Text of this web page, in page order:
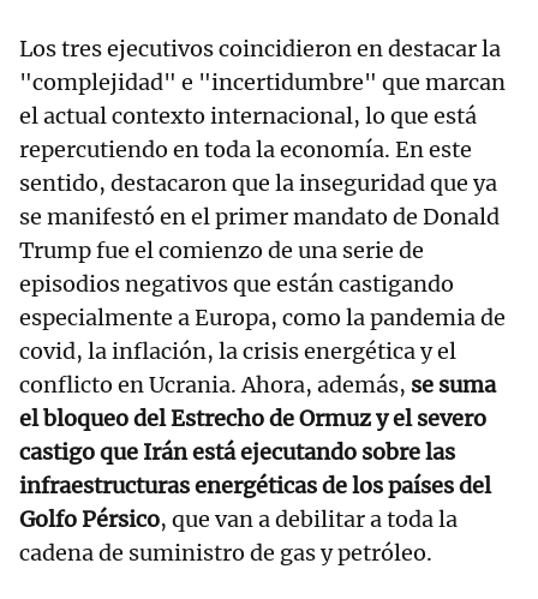
Los tres ejecutivos coincidieron en destacar la
"complejidad" e "incertidumbre" que marcan
el actual contexto internacional, lo que está
repercutiendo en toda la economía. En este
sentido, destacaron que la inseguridad que ya
se manifestó en el primer mandato de Donald
Trump fue el comienzo de una serie de
episodios negativos que están castigando
especialmente a Europa, como la pandemia de
covid, la inflación, la crisis energética y el
conflicto en Ucrania. Ahora, además, se suma
el bloqueo del Estrecho de Ormuz y el severo
castigo que Irán está ejecutando sobre las
infraestructuras energéticas de los países del
Golfo Pérsico, que van a debilitar a toda la
cadena de suministro de gas y petróleo.